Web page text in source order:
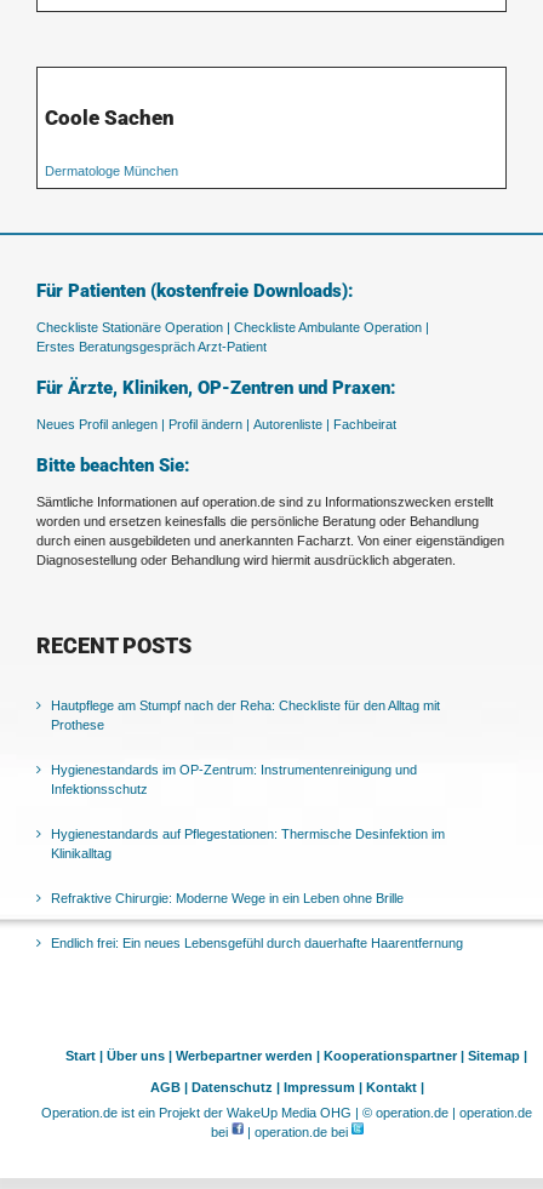
Coole Sachen
Dermatologe München
Für Patienten (kostenfreie Downloads):
Checkliste Stationäre Operation | Checkliste Ambulante Operation |
Erstes Beratungsgespräch Arzt-Patient
Für Ärzte, Kliniken, OP-Zentren und Praxen:
Neues Profil anlegen | Profil ändern | Autorenliste | Fachbeirat
Bitte beachten Sie:
Sämtliche Informationen auf operation.de sind zu Informationszwecken erstellt
worden und ersetzen keinesfalls die persönliche Beratung oder Behandlung
durch einen ausgebildeten und anerkannten Facharzt. Von einer eigenständigen
Diagnosestellung oder Behandlung wird hiermit ausdrücklich abgeraten.
RECENT POSTS
Hautpflege am Stumpf nach der Reha: Checkliste für den Alltag mit
Prothese
Hygienestandards im OP-Zentrum: Instrumentenreinigung und
Infektionsschutz
Hygienestandards auf Pflegestationen: Thermische Desinfektion im
Klinikalltag
Refraktive Chirurgie: Moderne Wege in ein Leben ohne Brille
Endlich frei: Ein neues Lebensgefühl durch dauerhafte Haarentfernung
Start | Über uns | Werbepartner werden | Kooperationspartner | Sitemap |
AGB | Datenschutz | Impressum | Kontakt |
Operation.de ist ein Projekt der WakeUp Media OHG | © operation.de | operation.de
bei
| operation.de bei